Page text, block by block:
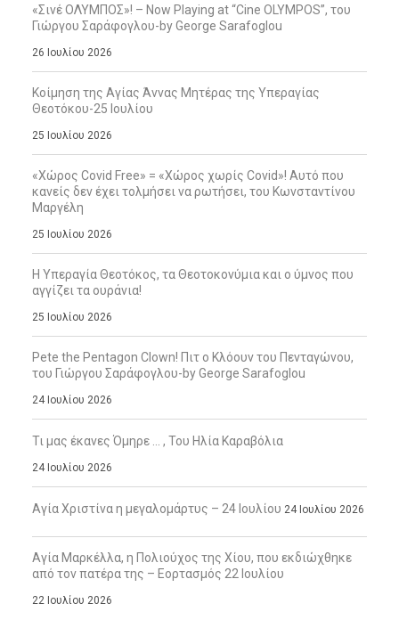
«Σινέ ΟΛΥΜΠΟΣ»! – Now Playing at “Cine OLYMPOS”, του
Γιώργου Σαράφογλου-by George Sarafoglou
26 Ιουλίου 2026
Κοίμηση της Αγίας Άννας Μητέρας της Υπεραγίας
Θεοτόκου-25 Ιουλίου
25 Ιουλίου 2026
«Χώρος Covid Free» = «Χώρος χωρίς Covid»! Αυτό που
κανείς δεν έχει τολμήσει να ρωτήσει, του Κωνσταντίνου
Μαργέλη
25 Ιουλίου 2026
Η Υπεραγία Θεοτόκος, τα Θεοτοκονύμια και ο ύμνος που
αγγίζει τα ουράνια!
25 Ιουλίου 2026
Pete the Pentagon Clown! Πιτ ο Κλόουν του Πενταγώνου,
του Γιώργου Σαράφογλου-by George Sarafoglou
24 Ιουλίου 2026
Τι μας έκανες Όμηρε … , Του Ηλία Καραβόλια
24 Ιουλίου 2026
Αγία Χριστίνα η μεγαλομάρτυς – 24 Ιουλίου 24 Ιουλίου 2026
Αγία Μαρκέλλα, η Πολιούχος της Χίου, που εκδιώχθηκε
από τον πατέρα της – Εορτασμός 22 Ιουλίου
22 Ιουλίου 2026